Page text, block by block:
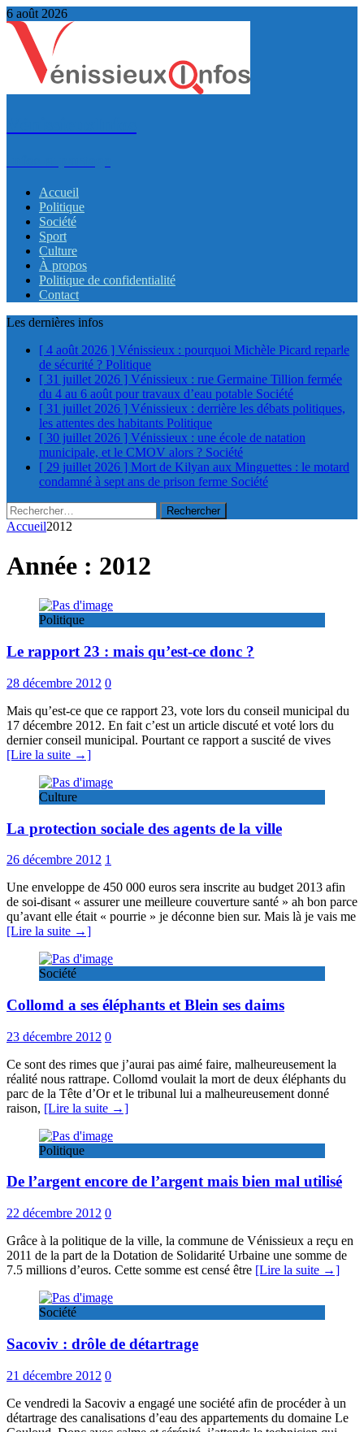
6 août 2026
Accueil
Politique
Société
Sport
Culture
À propos
Politique de confidentialité
Contact
Les dernières infos
[ 4 août 2026 ] Vénissieux : pourquoi Michèle Picard reparle
de sécurité ? Politique
[ 31 juillet 2026 ] Vénissieux : rue Germaine Tillion fermée
du 4 au 6 août pour travaux d’eau potable Société
[ 31 juillet 2026 ] Vénissieux : derrière les débats politiques,
les attentes des habitants Politique
[ 30 juillet 2026 ] Vénissieux : une école de natation
municipale, et le CMOV alors ? Société
[ 29 juillet 2026 ] Mort de Kilyan aux Minguettes : le motard
condamné à sept ans de prison ferme Société
Rechercher :
Accueil2012
Année : 2012
Politique
Le rapport 23 : mais qu’est-ce donc ?
28 décembre 2012 0
Mais qu’est-ce que ce rapport 23, vote lors du conseil municipal du
17 décembre 2012. En fait c’est un article discuté et voté lors du
dernier conseil municipal. Pourtant ce rapport a suscité de vives
[Lire la suite →]
Culture
La protection sociale des agents de la ville
26 décembre 2012 1
Une enveloppe de 450 000 euros sera inscrite au budget 2013 afin
de soi-disant « assurer une meilleure couverture santé » ah bon parce
qu’avant elle était « pourrie » je déconne bien sur. Mais là je vais me
[Lire la suite →]
Société
Collomd a ses éléphants et Blein ses daims
23 décembre 2012 0
Ce sont des rimes que j’aurai pas aimé faire, malheureusement la
réalité nous rattrape. Collomd voulait la mort de deux éléphants du
parc de la Tête d’Or et le tribunal lui a malheureusement donné
raison, [Lire la suite →]
Politique
De l’argent encore de l’argent mais bien mal utilisé
22 décembre 2012 0
Grâce à la politique de la ville, la commune de Vénissieux a reçu en
2011 de la part de la Dotation de Solidarité Urbaine une somme de
7.5 millions d’euros. Cette somme est censé être [Lire la suite →]
Société
Sacoviv : drôle de détartrage
21 décembre 2012 0
Ce vendredi la Sacoviv a engagé une société afin de procéder à un
détartrage des canalisations d’eau des appartements du domaine Le